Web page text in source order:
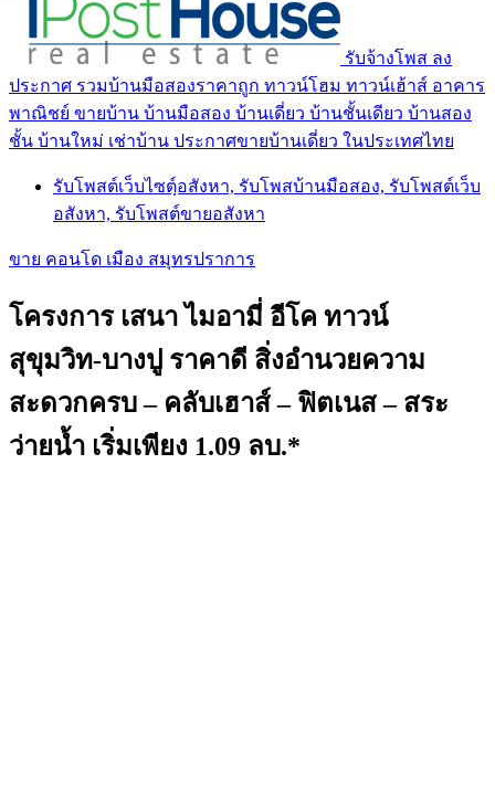
รับจ้างโพส ลง
ประกาศ รวมบ้านมือสองราคาถูก ทาวน์โฮม ทาวน์เฮ้าส์ อาคาร
พาณิชย์ ขายบ้าน บ้านมือสอง บ้านเดี่ยว บ้านชั้นเดียว บ้านสอง
ชั้น บ้านใหม่ เช่าบ้าน ประกาศขายบ้านเดี่ยว ในประเทศไทย
รับโพสต์เว็บไซตฺ์อสังหา, รับโพสบ้านมือสอง, รับโพสต์เว็บ
อสังหา, รับโพสต์ขายอสังหา
ขาย คอนโด เมือง สมุทรปราการ
โครงการ เสนา ไมอามี่ อีโค ทาวน์
สุขุมวิท-บางปู ราคาดี สิ่งอำนวยความ
สะดวกครบ – คลับเฮาส์ – ฟิตเนส – สระ
ว่ายน้ำ เริ่มเพียง 1.09 ลบ.*